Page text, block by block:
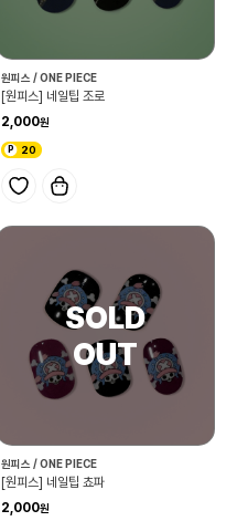
원피스 / ONE PIECE
[원피스] 네일팁 조로
2,000
20
원피스 / ONE PIECE
[원피스] 네일팁 쵸파
2,000